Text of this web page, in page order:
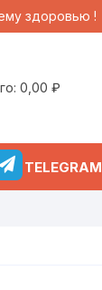
здоровью !
0,00 ₽
TELEGRAM